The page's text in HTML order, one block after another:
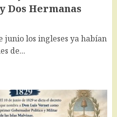
Dos Hermanas
junio los ingleses ya habían
de...